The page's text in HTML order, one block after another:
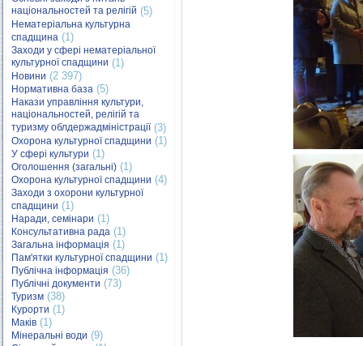
національностей та релігій (5)
Нематеріальна культурна
спадщина (1)
Заходи у сфері нематеріальної
культурної спадщини (1)
Новини (2 397)
Нормативна база (5)
Накази управління культури,
національностей, релігій та
туризму облдержадміністрації(3)
Охорона культурної спадщини (1)
У сфері культури (1)
Оголошення (загальні) (1)
Охорона культурної спадщини (4)
Заходи з охорони культурної
спадщини (1)
Наради, семінари (1)
Консультативна рада (1)
Загальна інформація (1)
Пам'ятки культурної спадщини (1)
Публічна інформація (36)
Публічні документи (73)
Туризм (38)
Курорти (1)
Маків (1)
Мінеральні води (9)